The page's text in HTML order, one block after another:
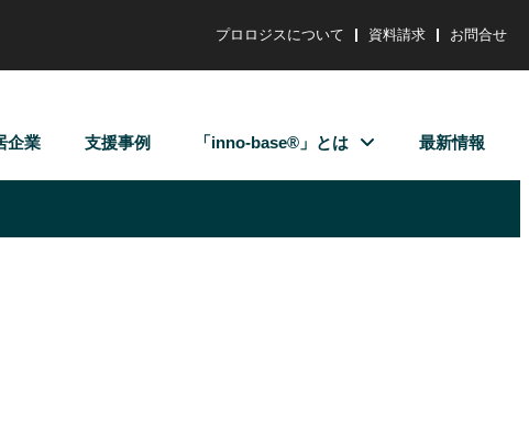
プロロジスについて 資料請求 お問合せ
企業 支援事例 「inno-base®」とは 最新情報